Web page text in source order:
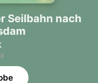
Seilbahn nach